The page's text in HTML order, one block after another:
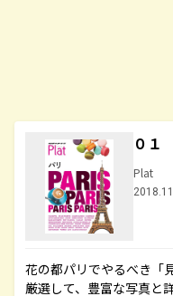
０１
Plat
花の都パリでやるべき「
厳選して、豊富な写真と